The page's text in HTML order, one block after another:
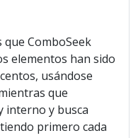
ComboSeek
elementos han sido
usándose
que
interno y busca
primero cada